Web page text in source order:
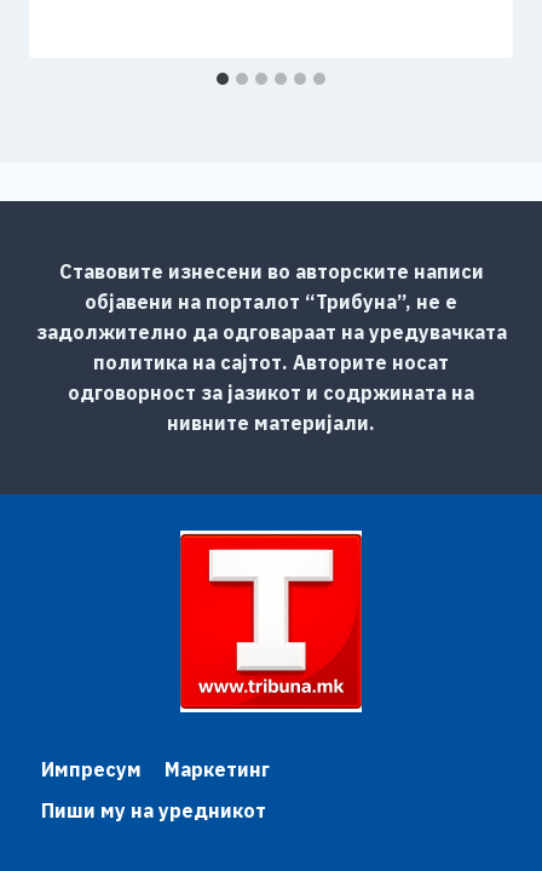
Ставовите изнесени во авторските написи
објавени на порталот “Трибуна”, не е
задолжително да одговараат на уредувачката
политика на сајтот. Авторите носат
одговорност за јазикот и содржината на
нивните материјали.
Импресум
Маркетинг
Пиши му на уредникот